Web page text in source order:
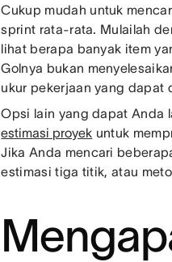
Cukup mudah untuk
sprint rata-rata. Mulailah
lihat berapa banyak item
Golnya bukan
ukur pekerjaan yang dapat
Opsi lain yang dapat Anda
estimasi proyek untuk
Jika Anda mencari
estimasi tiga titik, atau